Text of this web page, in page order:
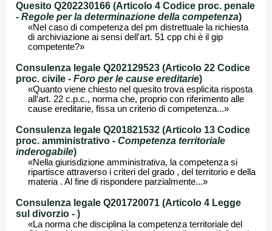
Quesito Q202230166 (Articolo 4 Codice proc. penale
- Regole per la determinazione della competenza)
«Nel caso di competenza del pm distrettuale la richiesta
di archiviazione ai sensi dell'art. 51 cpp chi è il gip
competente?»
Consulenza legale Q202129523 (Articolo 22 Codice
proc. civile - Foro per le cause ereditarie)
«Quanto viene chiesto nel quesito trova esplicita risposta
all’art. 22 c.p.c., norma che, proprio con riferimento alle
cause ereditarie, fissa un criterio di competenza...»
Consulenza legale Q201821532 (Articolo 13 Codice
proc. amministrativo - Competenza territoriale
inderogabile)
«Nella giurisdizione amministrativa, la competenza si
ripartisce attraverso i criteri del grado , del territorio e della
materia . Al fine di rispondere parzialmente...»
Consulenza legale Q201720071 (Articolo 4 Legge
sul divorzio - )
«La norma che disciplina la competenza territoriale del